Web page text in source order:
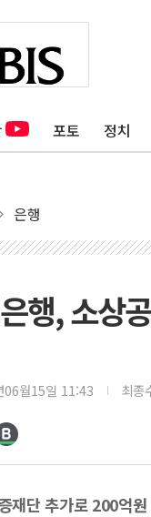
포토 정치
은행
행, 소상
06월15일 11:43 최종
재단 추가로 200억